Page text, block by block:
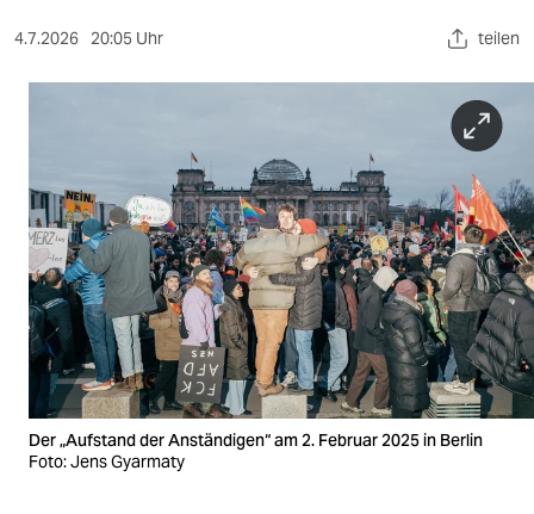
verlag
veranstaltungen
shop
fragen & hilfe
unterstützen
abo
4.7.2026 20:05 Uhr teilen
Der „Aufstand der Anständigen“ am 2. Februar 2025 in Berlin
Foto: Jens Gyarmaty